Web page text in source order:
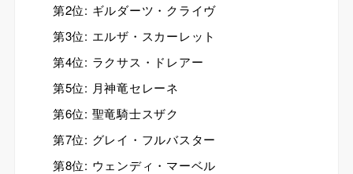
第2位: ギルダーツ・クライヴ
第3位: エルザ・スカーレット
第4位: ラクサス・ドレアー
第5位: 月神竜セレーネ
第6位: 聖竜騎士スザク
第7位: グレイ・フルバスター
第8位: ウェンディ・マーベル